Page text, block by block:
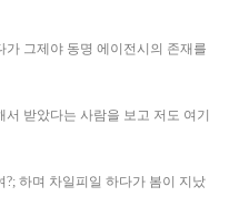
그제야 동명 에이전시의 존재를
서 받았다는 사람을 보고 저도 여기
하며 차일피일 하다가 봄이 지났